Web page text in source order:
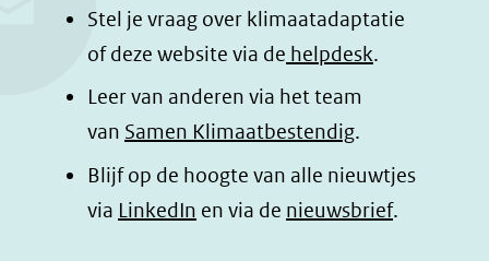
o
o
(opent
in
nieuw
venster)
d
I
(opent
in
nieuw
venster)
a
p
(opent
in
nieuw
venster)
l
e
p
B
l
Stel je vraag over klimaatadaptatie
of deze website via de helpdesk.
Leer van anderen via het team
van Samen Klimaatbestendig.
Blijf op de hoogte van alle nieuwtjes
via LinkedIn (opent
en via de nieuwsbrief.